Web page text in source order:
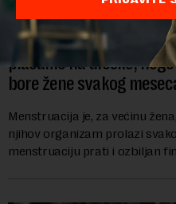
Menstrualno
plaćamo na uloške,
bore žene svakog
Menstruacija je, za većinu
njihov organizam prolazi
menstruaciju prati i ozbiljan